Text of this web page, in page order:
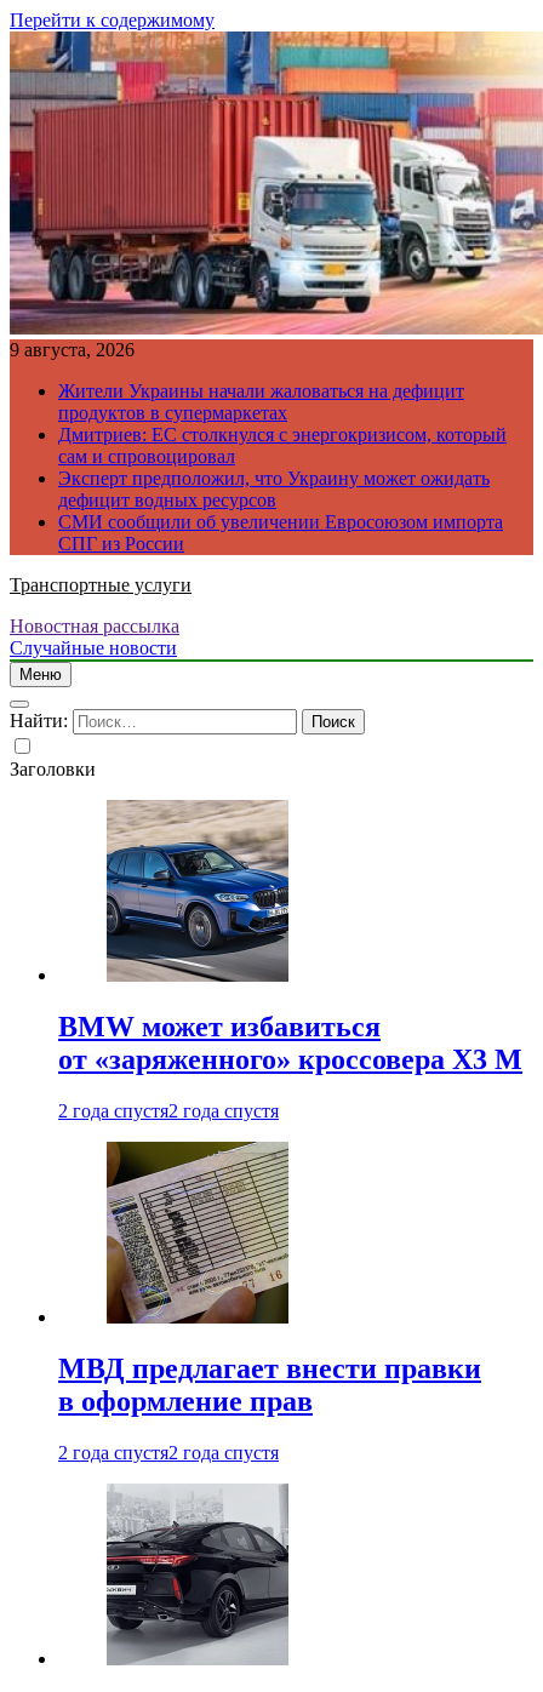
Перейти к содержимому
9 августа, 2026
Жители Украины начали жаловаться на дефицит
продуктов в супермаркетах
Дмитриев: ЕС столкнулся с энергокризисом, который
сам и спровоцировал
Эксперт предположил, что Украину может ожидать
дефицит водных ресурсов
СМИ сообщили об увеличении Евросоюзом импорта
СПГ из России
Транспортные услуги
Новостная рассылка
Случайные новости
Меню
Найти:
Заголовки
BMW может избавиться
от «заряженного» кроссовера X3 M
2 года спустя2 года спустя
МВД предлагает внести правки
в оформление прав
2 года спустя2 года спустя